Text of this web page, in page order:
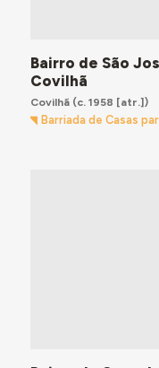
Bairro de São
Covilhã
Covilhã(c. 1958 [atr.])
Barriada de Casas